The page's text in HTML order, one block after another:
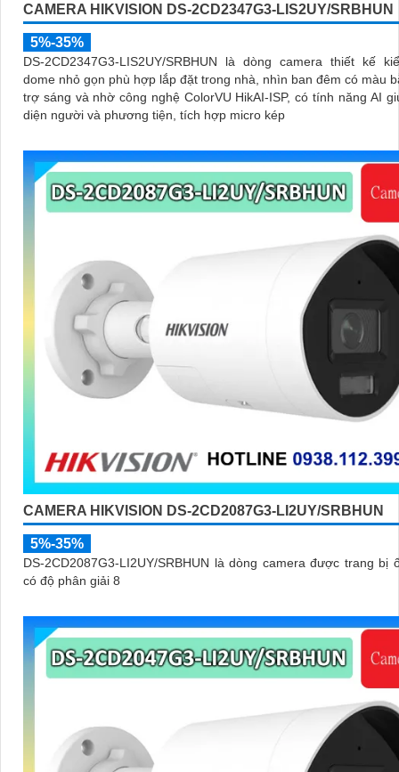
CAMERA HIKVISION DS-2CD2347G3-LIS2UY/SRBHUN
5%-35%
DS-2CD2347G3-LIS2UY/SRBHUN là dòng camera thiết kế
dome nhỏ gọn phù hợp lắp đặt trong nhà, nhìn ban đêm có màu
trợ sáng và nhờ công nghệ ColorVU HikAI-ISP, có tính năng AI
diện người và phương tiện, tích hợp micro kép
CAMERA HIKVISION DS-2CD2087G3-LI2UY/SRBHUN
5%-35%
DS-2CD2087G3-LI2UY/SRBHUN là dòng camera được trang bị
có độ phân giải 8